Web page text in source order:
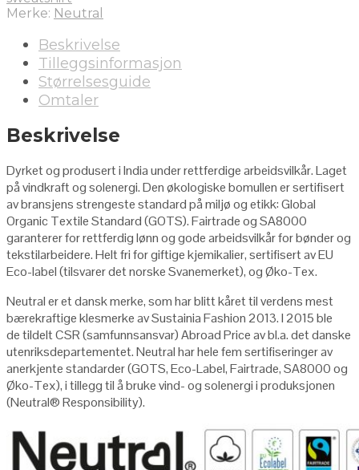
Merke: Neutral
Beskrivelse
Tilleggsinformasjon
Størrelsesguide
Omtaler
Beskrivelse
Dyrket og produsert i India under rettferdige arbeidsvilkår. Laget
på vindkraft og solenergi. Den økologiske bomullen er sertifisert
av bransjens strengeste standard på miljø og etikk: Global
Organic Textile Standard (GOTS). Fairtrade og SA8000
garanterer for rettferdig lønn og gode arbeidsvilkår for bønder og
tekstilarbeidere. Helt fri for giftige kjemikalier, sertifisert av EU
Eco-label (tilsvarer det norske Svanemerket), og Øko-Tex.
Neutral er et dansk merke, som har blitt kåret til verdens mest
bærekraftige klesmerke av Sustainia Fashion 2013. I 2015 ble
de tildelt CSR (samfunnsansvar) Abroad Price av bl.a. det danske
utenriksdepartementet. Neutral har hele fem sertifiseringer av
anerkjente standarder (GOTS, Eco-Label, Fairtrade, SA8000 og
Øko-Tex), i tillegg til å bruke vind- og solenergi i produksjonen
(Neutral®Responsibility).